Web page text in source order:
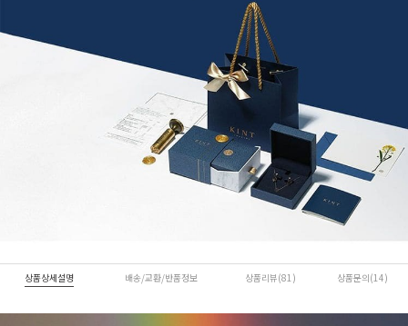
상품상세설명 배송/교환/반품정보 상품리뷰(81) 상품문의(14)